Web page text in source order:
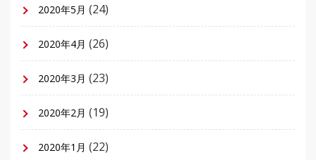
2020年5月 (24)
2020年4月 (26)
2020年3月 (23)
2020年2月 (19)
2020年1月 (22)